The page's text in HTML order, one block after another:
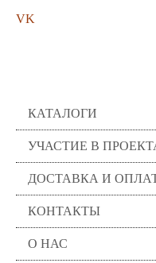
VK
КАТАЛОГИ
УЧАСТИЕ В
ДОСТАВКА И
КОНТАКТЫ
О НАС